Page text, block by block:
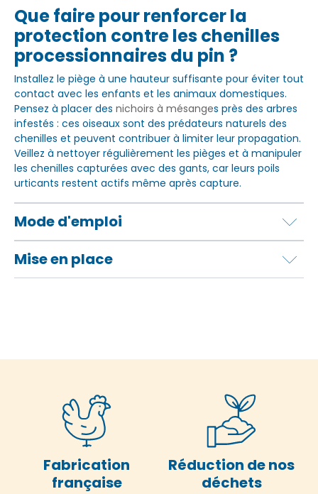
Que faire pour renforcer la
protection contre les chenilles
processionnaires du pin ?
Installez le piège à une hauteur suffisante pour éviter tout
contact avec les enfants et les animaux domestiques.
Pensez à placer des nichoirs à mésanges près des arbres
infestés : ces oiseaux sont des prédateurs naturels des
chenilles et peuvent contribuer à limiter leur propagation.
Veillez à nettoyer régulièrement les pièges et à manipuler
les chenilles capturées avec des gants, car leurs poils
urticants restent actifs même après capture.
Mode d'emploi
Mise en place
Fabrication
française
Réduction de nos
déchets